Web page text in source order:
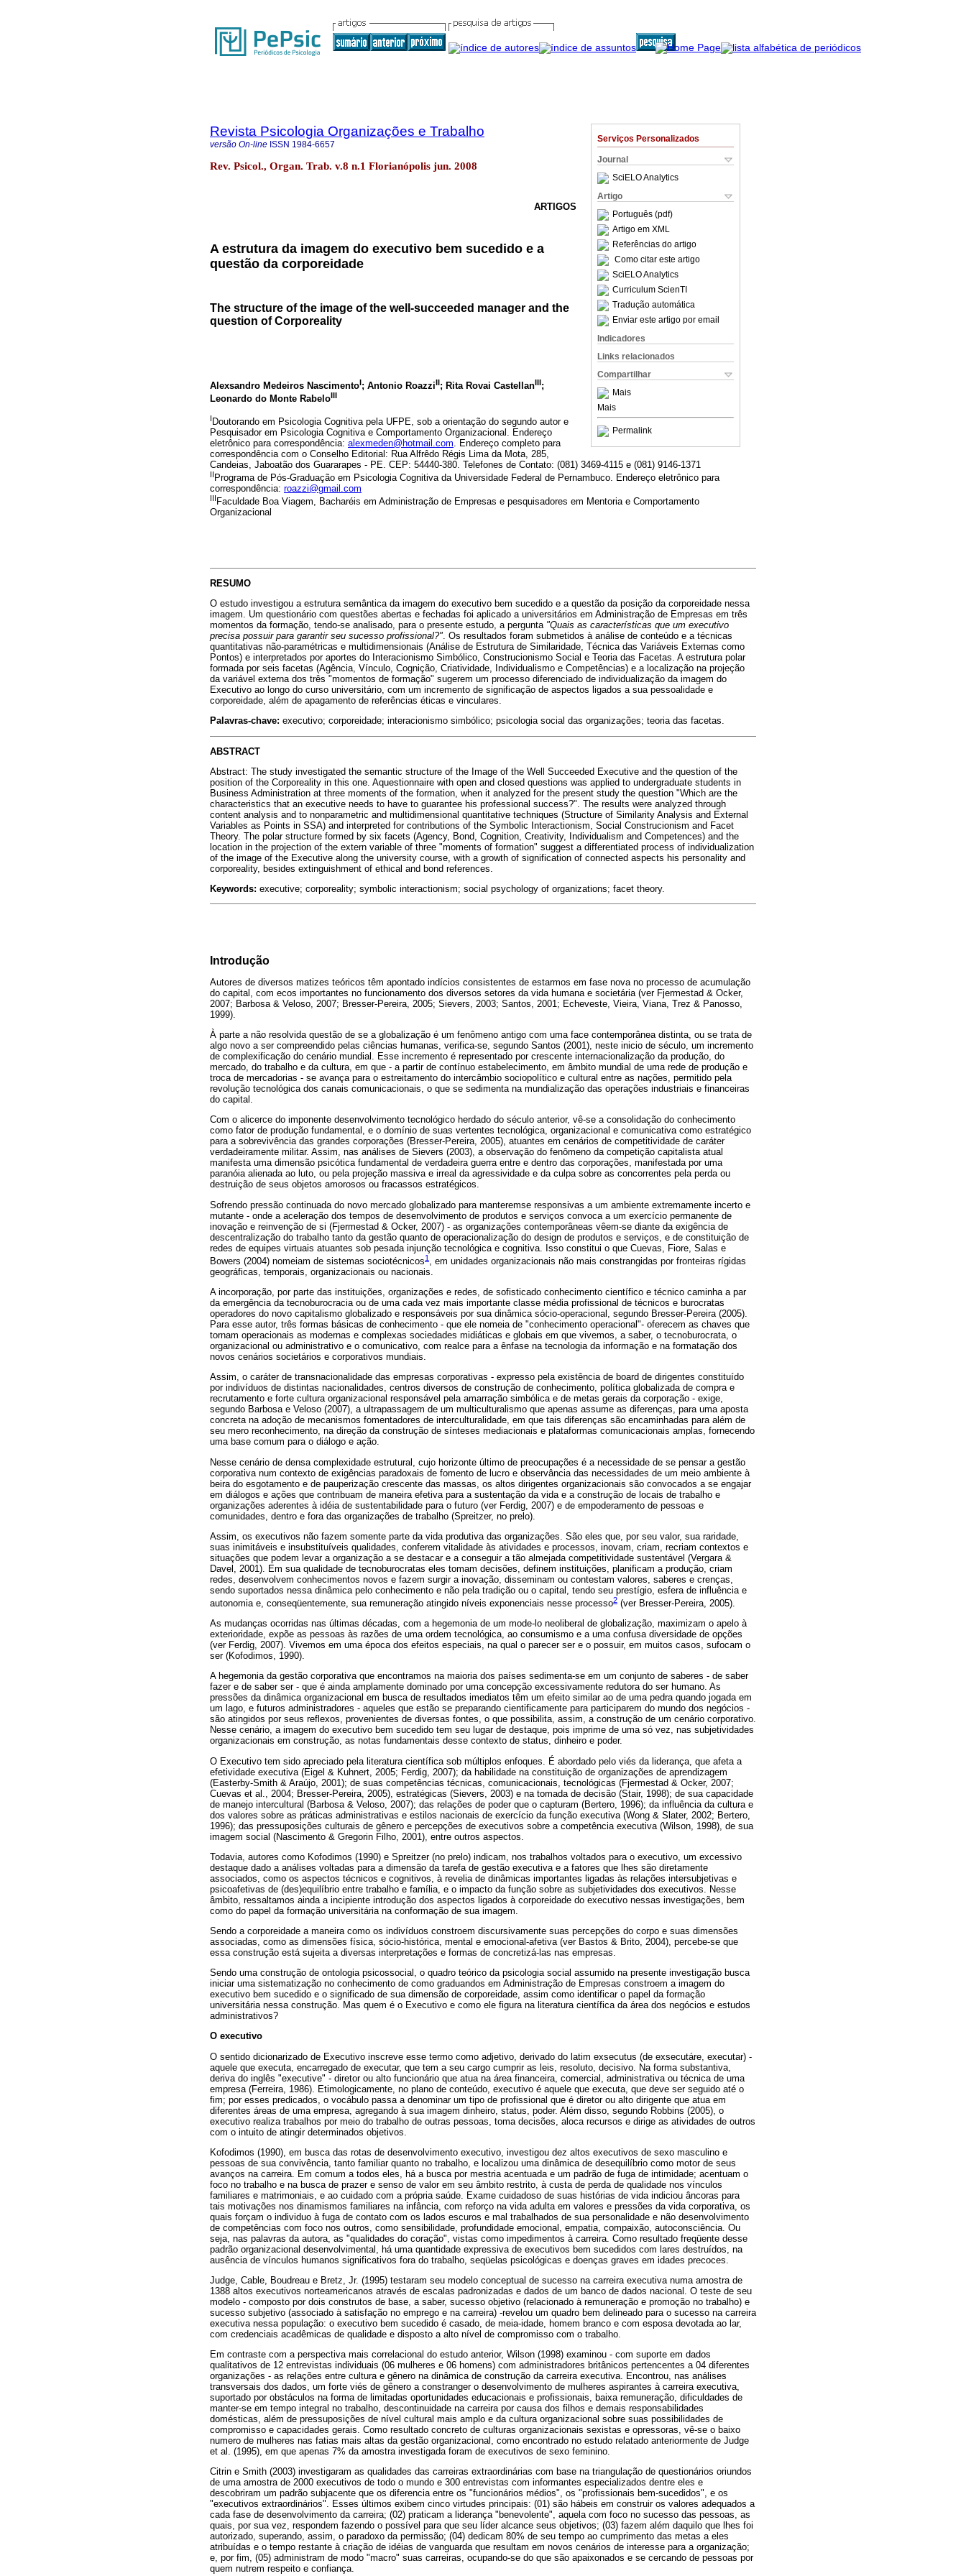
Serviços Personalizados
Journal
SciELO Analytics
Artigo
Português (pdf)
Artigo em XML
Referências do artigo
Como citar este artigo
SciELO Analytics
Curriculum ScienTI
Tradução automática
Enviar este artigo por email
Indicadores
Links relacionados
Compartilhar
Mais
Mais
Permalink
Revista Psicologia Organizações e Trabalho
versão On-line ISSN 1984-6657
Rev. Psicol., Organ. Trab. v.8 n.1 Florianópolis jun. 2008
ARTIGOS
A estrutura da imagem do executivo bem sucedido e a
questão da corporeidade
The structure of the image of the well-succeeded manager and the
question of Corporeality
Alexsandro Medeiros NascimentoI; Antonio RoazziII; Rita Rovai CastellanIII;
Leonardo do Monte RabeloIII
IDoutorando em Psicologia Cognitiva pela UFPE, sob a orientação do segundo autor e
Pesquisador em Psicologia Cognitiva e Comportamento Organizacional. Endereço
eletrônico para correspondência: alexmeden@hotmail.com . Endereço completo para
correspondência com o Conselho Editorial: Rua Alfrêdo Régis Lima da Mota, 285,
Candeias, Jaboatão dos Guararapes - PE. CEP: 54440-380. Telefones de Contato: (081) 3469-4115 e (081) 9146-1371
II Programa de Pós-Graduação em Psicologia Cognitiva da Universidade Federal de Pernambuco. Endereço eletrônico para
correspondência: roazzi@gmail.com
III Faculdade Boa Viagem, Bacharéis em Administração de Empresas e pesquisadores em Mentoria e Comportamento
Organizacional
RESUMO
O estudo investigou a estrutura semântica da imagem do executivo bem sucedido e a questão da posição da corporeidade nessa
imagem. Um questionário com questões abertas e fechadas foi aplicado a universitários em Administração de Empresas em três
momentos da formação, tendo-se analisado, para o presente estudo, a pergunta "Quais as características que um executivo
precisa possuir para garantir seu sucesso profissional?". Os resultados foram submetidos à análise de conteúdo e a técnicas
quantitativas não-paramétricas e multidimensionais (Análise de Estrutura de Similaridade, Técnica das Variáveis Externas como
Pontos) e interpretados por aportes do Interacionismo Simbólico, Construcionismo Social e Teoria das Facetas. A estrutura polar
formada por seis facetas (Agência, Vínculo, Cognição, Criatividade, Individualismo e Competências) e a localização na projeção
da variável externa dos três "momentos de formação" sugerem um processo diferenciado de individualização da imagem do
Executivo ao longo do curso universitário, com um incremento de significação de aspectos ligados a sua pessoalidade e
corporeidade, além de apagamento de referências éticas e vinculares.
Palavras-chave: executivo; corporeidade; interacionismo simbólico; psicologia social das organizações; teoria das facetas.
ABSTRACT
Abstract: The study investigated the semantic structure of the Image of the Well Succeeded Executive and the question of the
position of the Corporeality in this one. Aquestionnaire with open and closed questions was applied to undergraduate students in
Business Administration at three moments of the formation, when it analyzed for the present study the question "Which are the
characteristics that an executive needs to have to guarantee his professional success?". The results were analyzed through
content analysis and to nonparametric and multidimensional quantitative techniques (Structure of Similarity Analysis and External
Variables as Points in SSA) and interpreted for contributions of the Symbolic Interactionism, Social Construcionism and Facet
Theory. The polar structure formed by six facets (Agency, Bond, Cognition, Creativity, Individualism and Competences) and the
location in the projection of the extern variable of three "moments of formation" suggest a differentiated process of individualization
of the image of the Executive along the university course, with a growth of signification of connected aspects his personality and
corporeality, besides extinguishment of ethical and bond references.
Keywords: executive; corporeality; symbolic interactionism; social psychology of organizations; facet theory.
Introdução
Autores de diversos matizes teóricos têm apontado indícios consistentes de estarmos em fase nova no processo de acumulação
do capital, com ecos importantes no funcionamento dos diversos setores da vida humana e societária (ver Fjermestad & Ocker,
2007; Barbosa & Veloso, 2007; Bresser-Pereira, 2005; Sievers, 2003; Santos, 2001; Echeveste, Vieira, Viana, Trez & Panosso,
1999).
À parte a não resolvida questão de se a globalização é um fenômeno antigo com uma face contemporânea distinta, ou se trata de
algo novo a ser compreendido pelas ciências humanas, verifica-se, segundo Santos (2001), neste inicio de século, um incremento
de complexificação do cenário mundial. Esse incremento é representado por crescente internacionalização da produção, do
mercado, do trabalho e da cultura, em que - a partir de contínuo estabelecimento, em âmbito mundial de uma rede de produção e
troca de mercadorias - se avança para o estreitamento do intercâmbio sociopolítico e cultural entre as nações, permitido pela
revolução tecnológica dos canais comunicacionais, o que se sedimenta na mundialização das operações industriais e financeiras
do capital.
Com o alicerce do imponente desenvolvimento tecnológico herdado do século anterior, vê-se a consolidação do conhecimento
como fator de produção fundamental, e o domínio de suas vertentes tecnológica, organizacional e comunicativa como estratégico
para a sobrevivência das grandes corporações (Bresser-Pereira, 2005), atuantes em cenários de competitividade de caráter
verdadeiramente militar. Assim, nas análises de Sievers (2003), a observação do fenômeno da competição capitalista atual
manifesta uma dimensão psicótica fundamental de verdadeira guerra entre e dentro das corporações, manifestada por uma
paranóia alienada ao luto, ou pela projeção massiva e irreal da agressividade e da culpa sobre as concorrentes pela perda ou
destruição de seus objetos amorosos ou fracassos estratégicos.
Sofrendo pressão continuada do novo mercado globalizado para manteremse responsivas a um ambiente extremamente incerto e
mutante - onde a aceleração dos tempos de desenvolvimento de produtos e serviços convoca a um exercício permanente de
inovação e reinvenção de si (Fjermestad & Ocker, 2007) - as organizações contemporâneas vêem-se diante da exigência de
descentralização do trabalho tanto da gestão quanto de operacionalização do design de produtos e serviços, e de constituição de
redes de equipes virtuais atuantes sob pesada injunção tecnológica e cognitiva. Isso constitui o que Cuevas, Fiore, Salas e
Bowers (2004) nomeiam de sistemas sociotécnicos1
, em unidades organizacionais não mais constrangidas por fronteiras rígidas
geográficas, temporais, organizacionais ou nacionais.
A incorporação, por parte das instituições, organizações e redes, de sofisticado conhecimento científico e técnico caminha a par
da emergência da tecnoburocracia ou de uma cada vez mais importante classe média profissional de técnicos e burocratas
operadores do novo capitalismo globalizado e responsáveis por sua dinâmica sócio-operacional, segundo Bresser-Pereira (2005).
Para esse autor, três formas básicas de conhecimento - que ele nomeia de "conhecimento operacional"- oferecem as chaves que
tornam operacionais as modernas e complexas sociedades midiáticas e globais em que vivemos, a saber, o tecnoburocrata, o
organizacional ou administrativo e o comunicativo, com realce para a ênfase na tecnologia da informação e na formatação dos
novos cenários societários e corporativos mundiais.
Assim, o caráter de transnacionalidade das empresas corporativas - expresso pela existência de board de dirigentes constituído
por indivíduos de distintas nacionalidades, centros diversos de construção de conhecimento, política globalizada de compra e
recrutamento e forte cultura organizacional responsável pela amarração simbólica e de metas gerais da corporação - exige,
segundo Barbosa e Veloso (2007), a ultrapassagem de um multiculturalismo que apenas assume as diferenças, para uma aposta
concreta na adoção de mecanismos fomentadores de interculturalidade, em que tais diferenças são encaminhadas para além de
seu mero reconhecimento, na direção da construção de sínteses mediacionais e plataformas comunicacionais amplas, fornecendo
uma base comum para o diálogo e ação.
Nesse cenário de densa complexidade estrutural, cujo horizonte último de preocupações é a necessidade de se pensar a gestão
corporativa num contexto de exigências paradoxais de fomento de lucro e observância das necessidades de um meio ambiente à
beira do esgotamento e de pauperização crescente das massas, os altos dirigentes organizacionais são convocados a se engajar
em diálogos e ações que contribuam de maneira efetiva para a sustentação da vida e a construção de locais de trabalho e
organizações aderentes à idéia de sustentabilidade para o futuro (ver Ferdig, 2007) e de empoderamento de pessoas e
comunidades, dentro e fora das organizações de trabalho (Spreitzer, no prelo).
Assim, os executivos não fazem somente parte da vida produtiva das organizações. São eles que, por seu valor, sua raridade,
suas inimitáveis e insubstituíveis qualidades, conferem vitalidade às atividades e processos, inovam, criam, recriam contextos e
situações que podem levar a organização a se destacar e a conseguir a tão almejada competitividade sustentável (Vergara &
Davel, 2001). Em sua qualidade de tecnoburocratas eles tomam decisões, definem instituições, planificam a produção, criam
redes, desenvolvem conhecimentos novos e fazem surgir a inovação, disseminam ou contestam valores, saberes e crenças,
sendo suportados nessa dinâmica pelo conhecimento e não pela tradição ou o capital, tendo seu prestígio, esfera de influência e
autonomia e, conseqüentemente, sua remuneração atingido níveis exponenciais nesse processo2 (ver Bresser-Pereira, 2005).
As mudanças ocorridas nas últimas décadas, com a hegemonia de um mode-lo neoliberal de globalização, maximizam o apelo à
exterioridade, expõe as pessoas às razões de uma ordem tecnológica, ao consumismo e a uma confusa diversidade de opções
(ver Ferdig, 2007). Vivemos em uma época dos efeitos especiais, na qual o parecer ser e o possuir, em muitos casos, sufocam o
ser (Kofodimos, 1990).
A hegemonia da gestão corporativa que encontramos na maioria dos países sedimenta-se em um conjunto de saberes - de saber
fazer e de saber ser - que é ainda amplamente dominado por uma concepção excessivamente redutora do ser humano. As
pressões da dinâmica organizacional em busca de resultados imediatos têm um efeito similar ao de uma pedra quando jogada em
um lago, e futuros administradores - aqueles que estão se preparando cientificamente para participarem do mundo dos negócios -
são atingidos por seus reflexos, provenientes de diversas fontes, o que possibilita, assim, a construção de um cenário corporativo.
Nesse cenário, a imagem do executivo bem sucedido tem seu lugar de destaque, pois imprime de uma só vez, nas subjetividades
organizacionais em construção, as notas fundamentais desse contexto de status, dinheiro e poder.
O Executivo tem sido apreciado pela literatura científica sob múltiplos enfoques. É abordado pelo viés da liderança, que afeta a
efetividade executiva (Eigel & Kuhnert, 2005; Ferdig, 2007); da habilidade na constituição de organizações de aprendizagem
(Easterby-Smith & Araújo, 2001); de suas competências técnicas, comunicacionais, tecnológicas (Fjermestad & Ocker, 2007;
Cuevas et al., 2004; Bresser-Pereira, 2005), estratégicas (Sievers, 2003) e na tomada de decisão (Stair, 1998); de sua capacidade
de manejo intercultural (Barbosa & Veloso, 2007); das relações de poder que o capturam (Bertero, 1996); da influência da cultura e
dos valores sobre as práticas administrativas e estilos nacionais de exercício da função executiva (Wong & Slater, 2002; Bertero,
1996); das pressuposições culturais de gênero e percepções de executivos sobre a competência executiva (Wilson, 1998), de sua
imagem social (Nascimento & Gregorin Filho, 2001), entre outros aspectos.
Todavia, autores como Kofodimos (1990) e Spreitzer (no prelo) indicam, nos trabalhos voltados para o executivo, um excessivo
destaque dado a análises voltadas para a dimensão da tarefa de gestão executiva e a fatores que lhes são diretamente
associados, como os aspectos técnicos e cognitivos, à revelia de dinâmicas importantes ligadas às relações intersubjetivas e
psicoafetivas de (des)equilíbrio entre trabalho e família, e o impacto da função sobre as subjetividades dos executivos. Nesse
âmbito, ressaltamos ainda a incipiente introdução dos aspectos ligados à corporeidade do executivo nessas investigações, bem
como do papel da formação universitária na conformação de sua imagem.
Sendo a corporeidade a maneira como os indivíduos constroem discursivamente suas percepções do corpo e suas dimensões
associadas, como as dimensões física, sócio-histórica, mental e emocional-afetiva (ver Bastos & Brito, 2004), percebe-se que
essa construção está sujeita a diversas interpretações e formas de concretizá-las nas empresas.
Sendo uma construção de ontologia psicossocial, o quadro teórico da psicologia social assumido na presente investigação busca
iniciar uma sistematização no conhecimento de como graduandos em Administração de Empresas constroem a imagem do
executivo bem sucedido e o significado de sua dimensão de corporeidade, assim como identificar o papel da formação
universitária nessa construção. Mas quem é o Executivo e como ele figura na literatura científica da área dos negócios e estudos
administrativos?
O executivo
O sentido dicionarizado de Executivo inscreve esse termo como adjetivo, derivado do latim exsecutus (de exsecutáre, executar) -
aquele que executa, encarregado de executar, que tem a seu cargo cumprir as leis, resoluto, decisivo. Na forma substantiva,
deriva do inglês "executive" - diretor ou alto funcionário que atua na área financeira, comercial, administrativa ou técnica de uma
empresa (Ferreira, 1986). Etimologicamente, no plano de conteúdo, executivo é aquele que executa, que deve ser seguido até o
fim; por esses predicados, o vocábulo passa a denominar um tipo de profissional que é diretor ou alto dirigente que atua em
diferentes áreas de uma empresa, agregando à sua imagem dinheiro, status, poder. Além disso, segundo Robbins (2005), o
executivo realiza trabalhos por meio do trabalho de outras pessoas, toma decisões, aloca recursos e dirige as atividades de outros
com o intuito de atingir determinados objetivos.
Kofodimos (1990), em busca das rotas de desenvolvimento executivo, investigou dez altos executivos de sexo masculino e
pessoas de sua convivência, tanto familiar quanto no trabalho, e localizou uma dinâmica de desequilíbrio como motor de seus
avanços na carreira. Em comum a todos eles, há a busca por mestria acentuada e um padrão de fuga de intimidade; acentuam o
foco no trabalho e na busca de prazer e senso de valor em seu âmbito restrito, à custa de perda de qualidade nos vínculos
familiares e matrimoniais, e ao cuidado com a própria saúde. Exame cuidadoso de suas histórias de vida indiciou âncoras para
tais motivações nos dinamismos familiares na infância, com reforço na vida adulta em valores e pressões da vida corporativa, os
quais forçam o individuo à fuga de contato com os lados escuros e mal trabalhados de sua personalidade e não desenvolvimento
de competências com foco nos outros, como sensibilidade, profundidade emocional, empatia, compaixão, autoconsciência. Ou
seja, nas palavras da autora, as "qualidades do coração", vistas como impedimentos à carreira. Como resultado freqüente desse
padrão organizacional desenvolvimental, há uma quantidade expressiva de executivos bem sucedidos com lares destruídos, na
ausência de vínculos humanos significativos fora do trabalho, seqüelas psicológicas e doenças graves em idades precoces.
Judge, Cable, Boudreau e Bretz, Jr. (1995) testaram seu modelo conceptual de sucesso na carreira executiva numa amostra de
1388 altos executivos norteamericanos através de escalas padronizadas e dados de um banco de dados nacional. O teste de seu
modelo - composto por dois construtos de base, a saber, sucesso objetivo (relacionado à remuneração e promoção no trabalho) e
sucesso subjetivo (associado à satisfação no emprego e na carreira) -revelou um quadro bem delineado para o sucesso na carreira
executiva nessa população: o executivo bem sucedido é casado, de meia-idade, homem branco e com esposa devotada ao lar,
com credenciais acadêmicas de qualidade e disposto a alto nível de compromisso com o trabalho.
Em contraste com a perspectiva mais correlacional do estudo anterior, Wilson (1998) examinou - com suporte em dados
qualitativos de 12 entrevistas individuais (06 mulheres e 06 homens) com administradores britânicos pertencentes a 04 diferentes
organizações - as relações entre cultura e gênero na dinâmica de construção da carreira executiva. Encontrou, nas análises
transversais dos dados, um forte viés de gênero a constranger o desenvolvimento de mulheres aspirantes à carreira executiva,
suportado por obstáculos na forma de limitadas oportunidades educacionais e profissionais, baixa remuneração, dificuldades de
manter-se em tempo integral no trabalho, descontinuidade na carreira por causa dos filhos e demais responsabilidades
domésticas, além de pressuposições de nível cultural mais amplo e da cultura organizacional sobre suas possibilidades de
compromisso e capacidades gerais. Como resultado concreto de culturas organizacionais sexistas e opressoras, vê-se o baixo
numero de mulheres nas fatias mais altas da gestão organizacional, como encontrado no estudo relatado anteriormente de Judge
et al. (1995), em que apenas 7% da amostra investigada foram de executivos de sexo feminino.
Citrin e Smith (2003) investigaram as qualidades das carreiras extraordinárias com base na triangulação de questionários oriundos
de uma amostra de 2000 executivos de todo o mundo e 300 entrevistas com informantes especializados dentre eles e
descobriram um padrão subjacente que os diferencia entre os "funcionários médios", os "profissionais bem-sucedidos", e os
"executivos extraordinários". Esses últimos exibem cinco virtudes principais: (01) são hábeis em construir os valores adequados a
cada fase de desenvolvimento da carreira; (02) praticam a liderança "benevolente", aquela com foco no sucesso das pessoas, as
quais, por sua vez, respondem fazendo o possível para que seu líder alcance seus objetivos; (03) fazem além daquilo que lhes foi
autorizado, superando, assim, o paradoxo da permissão; (04) dedicam 80% de seu tempo ao cumprimento das metas a eles
atribuídas e o tempo restante à criação de idéias de vanguarda que resultam em novos cenários de interesse para a organização;
e, por fim, (05) administram de modo "macro" suas carreiras, ocupando-se do que são apaixonados e se cercando de pessoas por
quem nutrem respeito e confiança.